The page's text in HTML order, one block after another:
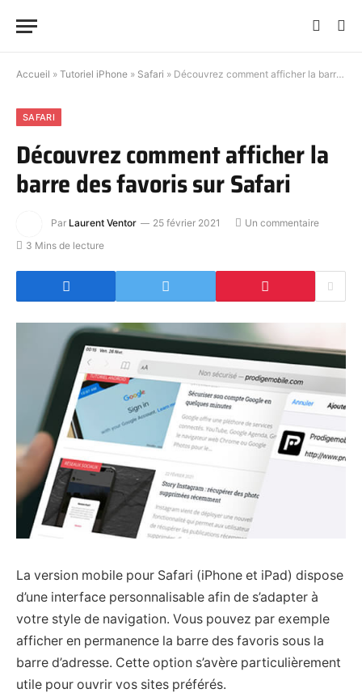
Accueil » Tutoriel iPhone » Safari » Découvrez comment afficher la barre des favoris sur Safari
SAFARI
Découvrez comment afficher la
barre des favoris sur Safari
Par Laurent Ventor 25 février 2021
Un commentaire
3 Mins de lecture
La version mobile pour Safari (iPhone et iPad) dispose
d’une interface personnalisable afin de s’adapter à
votre style de navigation. Vous pouvez par exemple
afficher en permanence la barre des favoris sous la
barre d’adresse. Cette option s’avère particulièrement
utile pour ouvrir vos sites préférés.